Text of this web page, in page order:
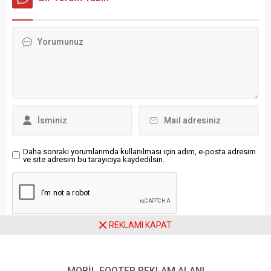
Başakşehir fatih terim
Şansalan’ın düdük çaldığı
ilk maçında güçlü rakibi
Daha sonraki yorumlarımda kullanılması için adım, e-posta adresim
ve site adresim bu tarayıcıya kaydedilsin.
Ziyaretçi Yorumları - 0 Yorum
REKLAMI KAPAT